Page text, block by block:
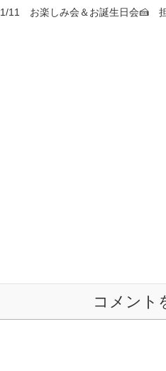
1/11 お楽しみ会＆お誕生日会🍰
コメント